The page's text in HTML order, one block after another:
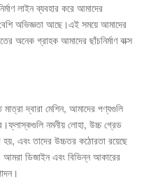
লাইন ব্যবহার করে আমাদের
বেশি অভিজ্ঞতা আছে।এই সময়ে আমাদের
অনেক গ্রাহক আমাদের ছাঁচনির্মাণ বাক্স
দ্বারা মেশিন, আমাদের পণ্যগুলি
নমনীয় লোহা, উচ্চ গ্রেড
এবং তাদের উচ্চতর কঠোরতা রয়েছে
ডিজাইন এবং বিভিন্ন আকারের